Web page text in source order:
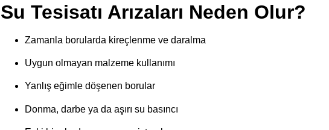
Su Tesisatı Arızaları Neden Olur?
Zamanla borularda kireçlenme ve daralma
Uygun olmayan malzeme kullanımı
Yanlış eğimle döşenen borular
Donma, darbe ya da aşırı su basıncı